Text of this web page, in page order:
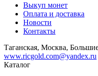
Выкуп монет
Оплата и доставка
Новости
Контакты
Таганская, Москва,
www.ricgold.com@yandex.ru
Каталог